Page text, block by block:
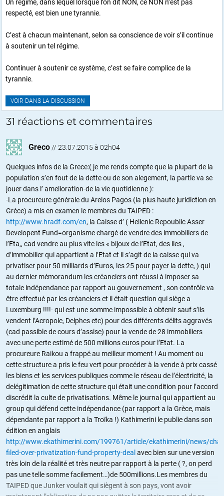
Un régime, dans lequel lorsque l’on dit NON, ce NON n’est pas
respecté, est bien une tyrannie.
C’est à chacun maintenant, selon sa conscience de voir s’il continue
à soutenir un tel régime.
Continuer à soutenir ce système, c’est se faire complice de la
tyrannie.
VOIR DANS LA DISCUSSION
31 réactions et commentaires
Greco // 23.07.2015 à 02h04
Quelques infos de la Grece:( je me rends compte que la plupart de la
population s’en fout de la dette ou de son alegement, la partie va se
jouer dans l’ amelioration-de la vie quotidienne ):
-La procureure générale du Areios Pagos (la plus haute juridiction en
Grèce) a mis en examen le membres du TAIPED :
http://www.hradf.com/en, la Caisse d’ ( Hellenic Repoublic Asser
Developent Fund=organisme chargé de vendre des immobiliers de
l’Eta,, cad vendre au plus vite les « bijoux de l’Etat, des iles ,
d’immobilier qui appartient a l’Etat et il s’agit de la caisse qui va
privatiser pour 50 milliards d’Euros, les 25 pour payer la dette, ) qui
au dernier mémorandum les créanciers ont réussi à imposer sa
totale indépendance par rapport au gouvernement , son contrôle va
être effectué par les créanciers et il était question qui siège a
Luxemburg !!!!- qui est une somme impossible à obtenir sauf s’ils
vendent l’Acropole, Delphes etc) pour des différents délits aggravés
(cad passible de cours d’assise) pour la vende de 28 immobiliers
avec une perte estimé de 500 millions euros pour l’Etat. La
procureure Raikou a frappé au meilleur moment ! Au moment ou
cette structure a pris le feu vert pour procéder à la vende à prix cassé
les biens et les services publiques comme le réseau de l’électricité, la
delégitimation de cette structure qui était une condition pour l’accord
discrédit la culte de privatisations. Même le journal qui appartient au
group qui défend cette indépendance (par rapport a la Grèce, mais
dépendante par rapport a la Troïka !) Kathimerini le publie dans son
édition en anglais
http://www.ekathimerini.com/199761/article/ekathimerini/news/
filed-over-privatization-fund-property-deal avec bien sur une version
très loin de la réalité et très neutre par rapport à la perte ( ?, on perd
pas une telle somme facilement…)de 500millions.Les membres du
TAIPED que Junker voulait qui siègent à son pays, vont avoir